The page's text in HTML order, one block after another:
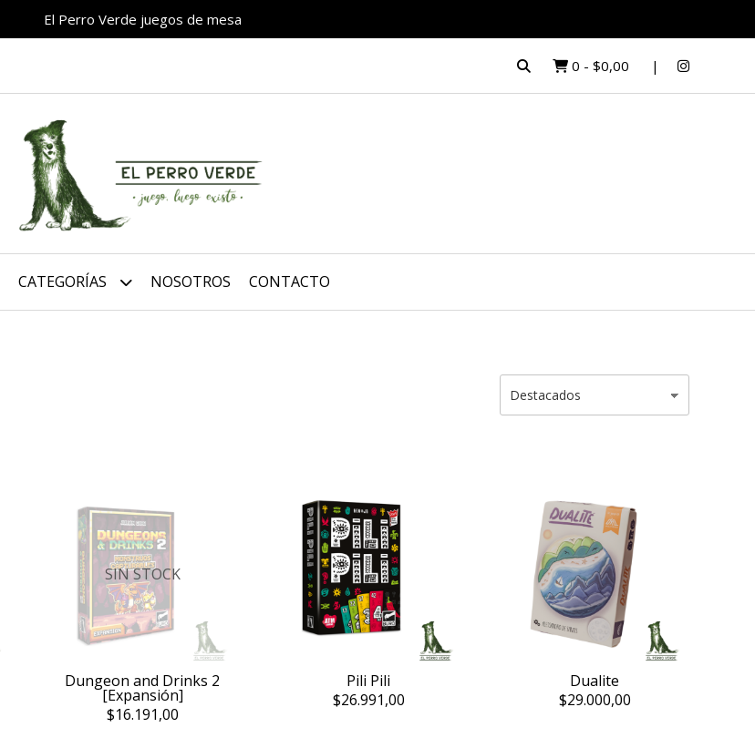
El Perro Verde juegos de mesa
0 - $0,00
CATEGORÍAS NOSOTROS CONTACTO
SIN STOCK
Dungeon and Drinks 2
[Expansión]
$16.191,00
Pili Pili
$26.991,00
Dualite
$29.000,00